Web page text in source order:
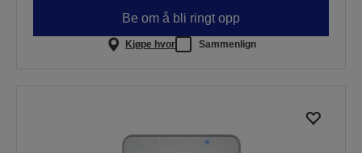
Be om å bli ringt opp
Kjøpe hvor Sammenlign